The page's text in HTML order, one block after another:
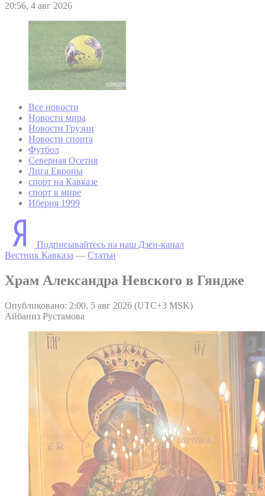
20:56, 4 авг 2026
Все новости
Новости мира
Новости Грузии
Новости спорта
Футбол
Северная Осетия
Лига Европы
спорт на Кавказе
спорт в мире
Иберия 1999
Подписывайтесь на наш Дзен-канал
Вестник Кавказа — Статьи
Храм Александра Невского в Гяндже
Опубликовано: 2:00, 5 авг 2026 (UTC+3 MSK)
Айбаниз Рустамова